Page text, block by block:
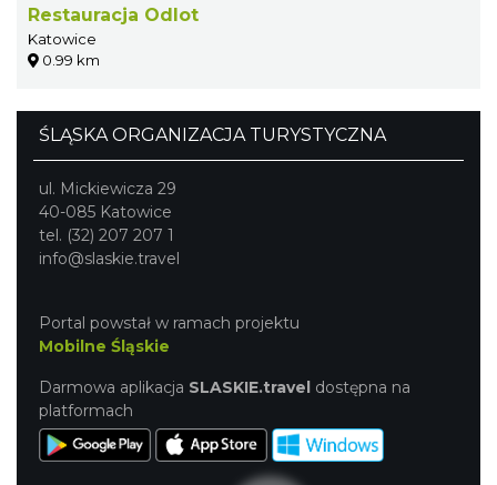
Restauracja Odlot
Katowice
0.99 km
ŚLĄSKA ORGANIZACJA TURYSTYCZNA
ul. Mickiewicza 29
40-085 Katowice
tel. (32) 207 207 1
info@slaskie.travel
Portal powstał w ramach projektu
Mobilne Śląskie
Darmowa aplikacja SLASKIE.travel dostępna na
platformach